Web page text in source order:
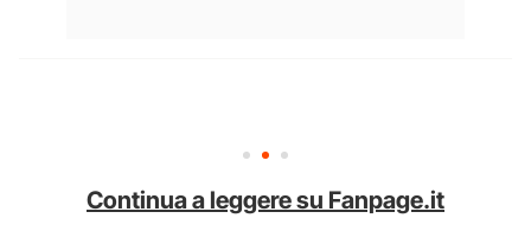
Continua a leggere su Fanpage.it